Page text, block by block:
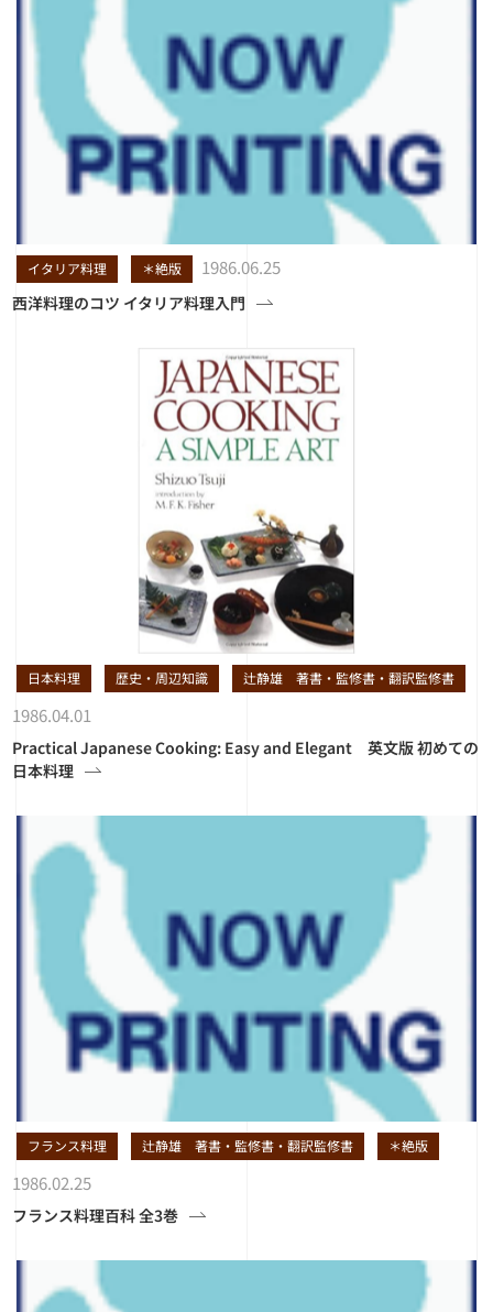
イタリア料理 ＊絶版 1986.06.25
西洋料理のコツ イタリア料理入門
日本料理 歴史・周辺知識 辻静雄 著書・監修書・翻訳監修書
1986.04.01
Practical Japanese Cooking: Easy and Elegant 英文版 初めての
日本料理
フランス料理 辻静雄 著書・監修書・翻訳監修書 ＊絶版
1986.02.25
フランス料理百科 全3巻